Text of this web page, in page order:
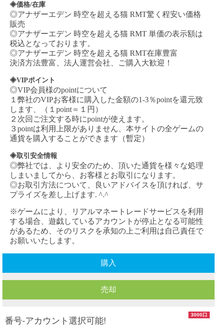
◈価格/在庫
◎アナザーエデン 時空を超える猫 RMT驚く程安い価格
販売
◎アナザーエデン 時空を超える猫 RMT 単価の表示額は
税込となっております。
◎アナザーエデン 時空を超える猫 RMT在庫豊富
決済方法豊富、法人運営会社、ご購入大歓迎！
◈VIPポイント
◎VIP会員様のpointについて
１弊社のVIPお客様に購入した金額の1-3％pointを還元致
します、（１point＝１円）
２次回ご注文する時にpointが使えます。
３pointは利用上限がありません、本サイトの全ゲームの
通貨を購入することができます（暫定）
◈取引安全情報
◎弊社では、より安全のため、頂いた通貨を様々な処理
しまいましてから、お客様とお取引になります。
◎お取引方法について、良いアドバイスを頂ければ、サ
プライズを差し上げます. ^.^
※ゲームにより、リアルマネートレードサービスを利用
する場合、遊戯しているアカウントが停止となる可能性
があるため、そのリスクを承知の上ご利用は自己責任で
お願いいたします。
購入
売却
3000口
番号-アカウント選択可能!